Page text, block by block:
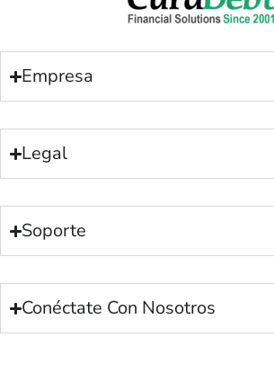
Empresa
Legal
Soporte
Conéctate Con Nosotros